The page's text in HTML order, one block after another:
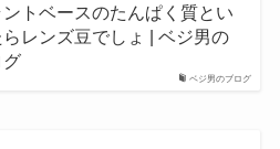
ベジ男のブログ
ントベースのたんぱく質とい
らレンズ豆でしょ | ベジ男の
グ